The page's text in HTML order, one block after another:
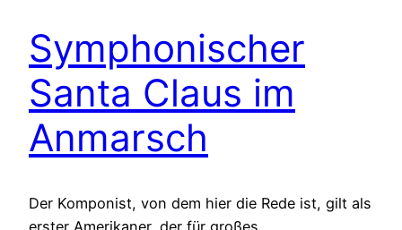
Symphonischer
Santa Claus im
Anmarsch
Der Komponist, von dem hier die Rede ist, gilt als
erster Amerikaner, der für großes